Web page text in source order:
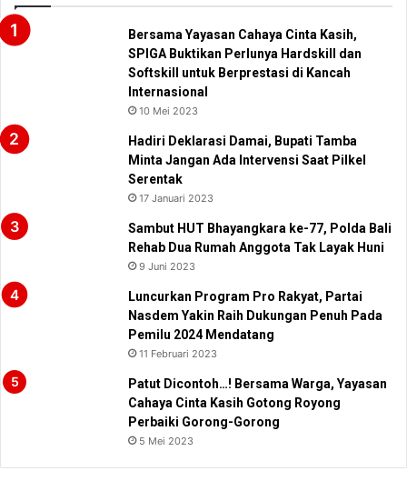
Bersama Yayasan Cahaya Cinta Kasih,
SPIGA Buktikan Perlunya Hardskill dan
Softskill untuk Berprestasi di Kancah
Internasional
10 Mei 2023
Hadiri Deklarasi Damai, Bupati Tamba
Minta Jangan Ada Intervensi Saat Pilkel
Serentak
17 Januari 2023
Sambut HUT Bhayangkara ke-77, Polda Bali
Rehab Dua Rumah Anggota Tak Layak Huni
9 Juni 2023
Luncurkan Program Pro Rakyat, Partai
Nasdem Yakin Raih Dukungan Penuh Pada
Pemilu 2024 Mendatang
11 Februari 2023
Patut Dicontoh…! Bersama Warga, Yayasan
Cahaya Cinta Kasih Gotong Royong
Perbaiki Gorong-Gorong
5 Mei 2023